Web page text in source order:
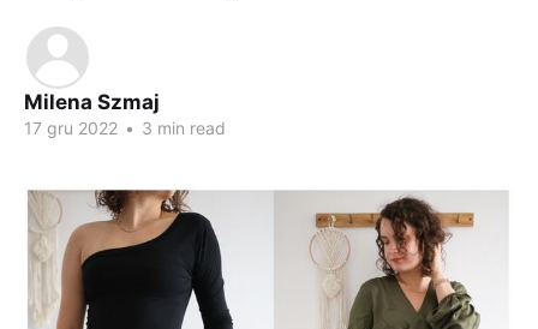
Milena Szmaj
17 gru 2022 • 3 min read